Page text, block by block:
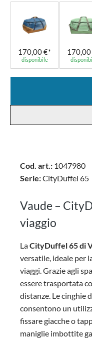
170,00 €*
disponibile
170,00
Cod. art.: 1047980
Serie:CityDuffel 65
Vaude –
viaggio
LaCityDuffel 65 di
versatile, ideale per
viaggi. Grazie agli
essere trasportata
distanze. Le cinghie
consentono un
fissare giacche o
maniglie imbottite